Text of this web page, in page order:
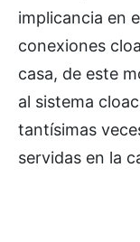
implicancia en
conexiones
casa, de este
al sistema
tantísimas
servidas en la